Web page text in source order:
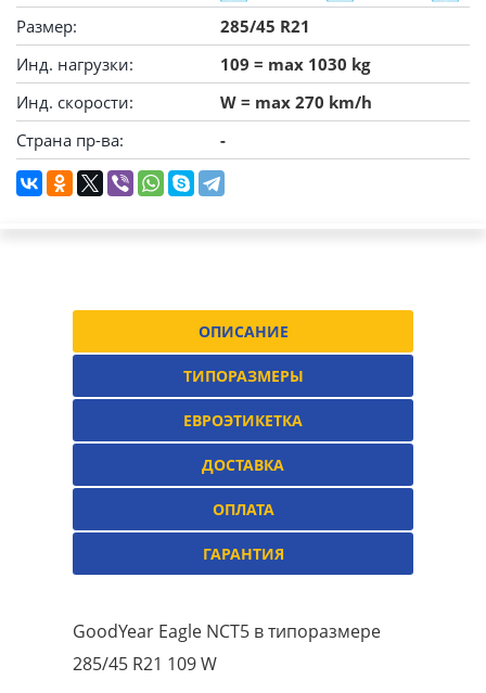
Размер:
285/45 R21
Инд. нагрузки:
109 = max 1030 kg
Инд. скорости:
W = max 270 km/h
Страна пр-ва:
-
ОПИСАНИЕ
ТИПОРАЗМЕРЫ
ЕВРОЭТИКЕТКА
ДОСТАВКА
ОПЛАТА
ГАРАНТИЯ
GoodYear Eagle NCT5 в типоразмере
285/45 R21 109 W